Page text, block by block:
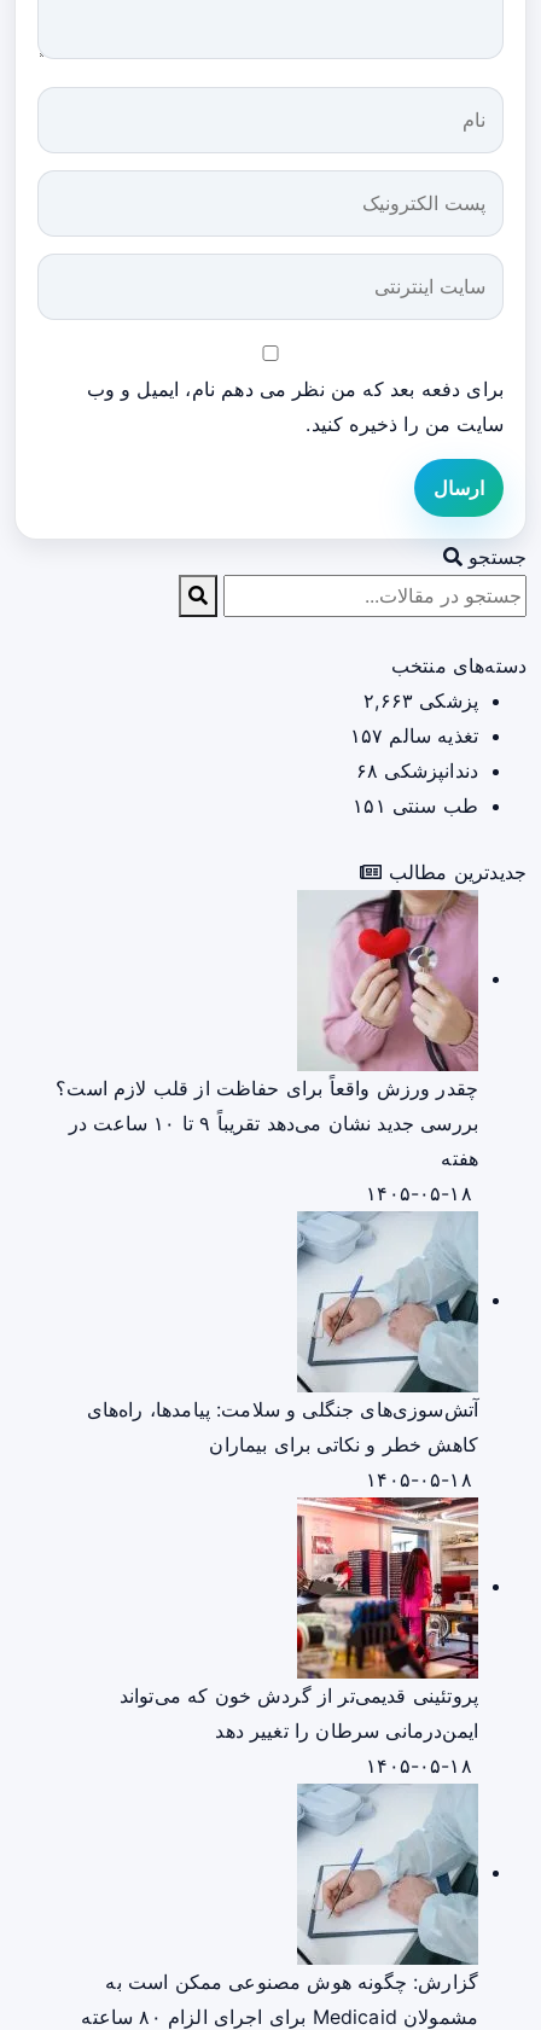
برای دفعه بعد که من نظر می دهم نام، ایمیل و وب
سایت من را ذخیره کنید.
ارسال
جستجو
دسته‌های منتخب
پزشکی ۲,۶۶۳
تغذیه سالم ۱۵۷
دندانپزشکی ۶۸
طب سنتی ۱۵۱
جدیدترین مطالب
چقدر ورزش واقعاً برای حفاظت از قلب لازم است؟
بررسی جدید نشان می‌دهد تقریباً ۹ تا ۱۰ ساعت در
هفته
آتش‌سوزی‌های جنگلی و سلامت: پیامدها، راه‌های
کاهش خطر و نکاتی برای بیماران
پروتئینی قدیمی‌تر از گردش خون که می‌تواند
ایمن‌درمانی سرطان را تغییر دهد
گزارش: چگونه هوش مصنوعی ممکن است به
مشمولان Medicaid برای اجرای الزام ۸۰ ساعته